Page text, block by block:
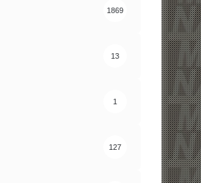
1869
13
1
127